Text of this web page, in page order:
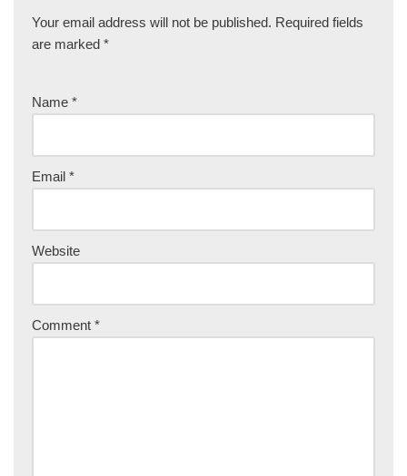
Your email address will not be published. Required fields
are marked *
Name *
Email *
Website
Comment *